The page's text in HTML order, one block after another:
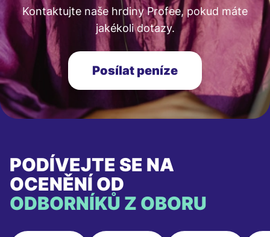
Kontaktujte naše hrdiny Profee, pokud máte
jakékoli dotazy.
Posílat peníze
PODÍVEJTE SE NA
OCENĚNÍ OD
ODBORNÍKŮ Z OBORU